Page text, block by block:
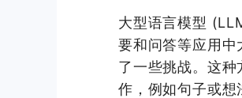
大型语言模型
要和问答等应用
了一些挑战。这
作，例如句子或想